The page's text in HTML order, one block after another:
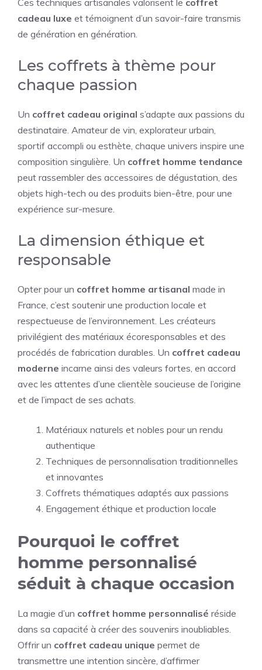
Ces techniques artisanales valorisent le coffret
cadeau luxe et témoignent d’un savoir-faire transmis
de génération en génération.
Les coffrets à thème pour
chaque passion
Un coffret cadeau original s’adapte aux passions du
destinataire. Amateur de vin, explorateur urbain,
sportif accompli ou esthète, chaque univers inspire une
composition singulière. Un coffret homme tendance
peut rassembler des accessoires de dégustation, des
objets high-tech ou des produits bien-être, pour une
expérience sur-mesure.
La dimension éthique et
responsable
Opter pour un coffret homme artisanal made in
France, c’est soutenir une production locale et
respectueuse de l’environnement. Les créateurs
privilégient des matériaux écoresponsables et des
procédés de fabrication durables. Un coffret cadeau
moderne incarne ainsi des valeurs fortes, en accord
avec les attentes d’une clientèle soucieuse de l’origine
et de l’impact de ses achats.
Matériaux naturels et nobles pour un rendu
authentique
Techniques de personnalisation traditionnelles
et innovantes
Coffrets thématiques adaptés aux passions
Engagement éthique et production locale
Pourquoi le coffret
homme personnalisé
séduit à chaque occasion
La magie d’un coffret homme personnalisé réside
dans sa capacité à créer des souvenirs inoubliables.
Offrir un coffret cadeau unique permet de
transmettre une intention sincère, d’affirmer